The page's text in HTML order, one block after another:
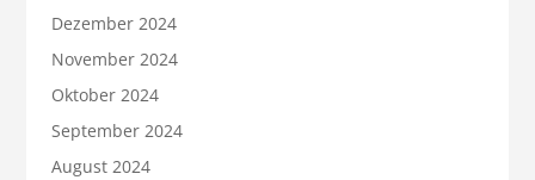
Dezember 2024
November 2024
Oktober 2024
September 2024
August 2024